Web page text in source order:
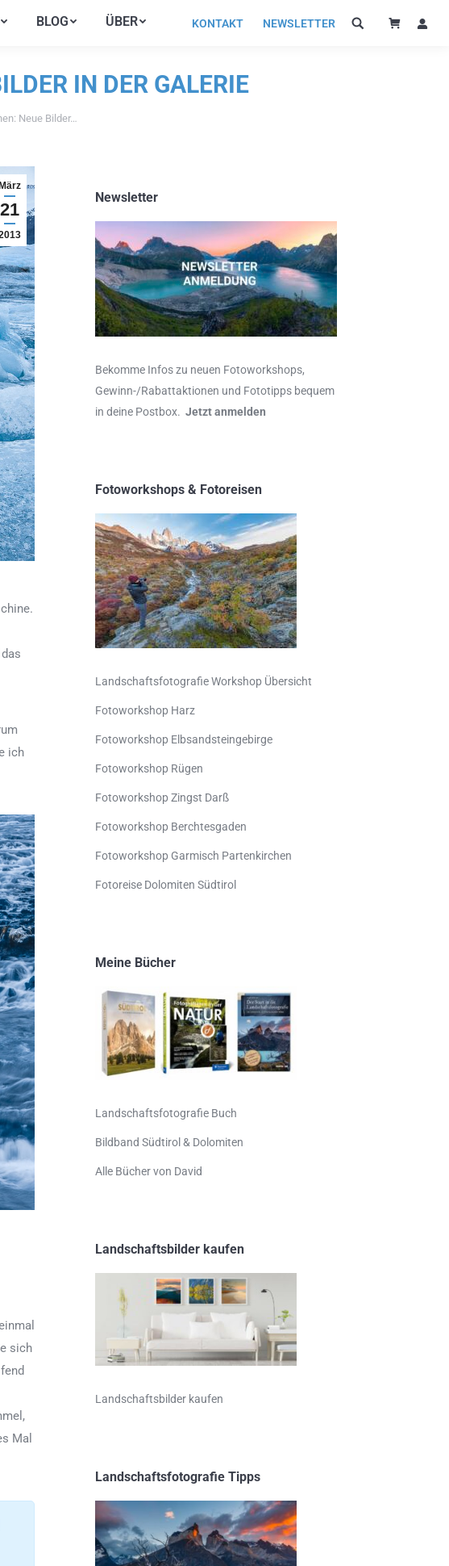
BLOG ÜBER KONTAKT NEWSLETTER
IN DER GALERIE
Neue Bilder…
März
21
ich
sich
Mal
Newsletter
Bekomme Infos zu neuen Fotoworkshops,
Gewinn-/Rabattaktionen und Fototipps bequem
in deine Postbox. Jetzt anmelden
Fotoworkshops & Fotoreisen
Landschaftsfotografie Workshop Übersicht
Fotoworkshop Harz
Fotoworkshop Elbsandsteingebirge
Fotoworkshop Rügen
Fotoworkshop Zingst Darß
Fotoworkshop Berchtesgaden
Fotoworkshop Garmisch Partenkirchen
Fotoreise Dolomiten Südtirol
Meine Bücher
Landschaftsfotografie Buch
Bildband Südtirol & Dolomiten
Alle Bücher von David
Landschaftsbilder kaufen
Landschaftsbilder kaufen
Landschaftsfotografie Tipps
BLOG ÜBER KONTAKT NEWSLETTER